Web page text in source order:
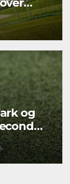
runde 9
og